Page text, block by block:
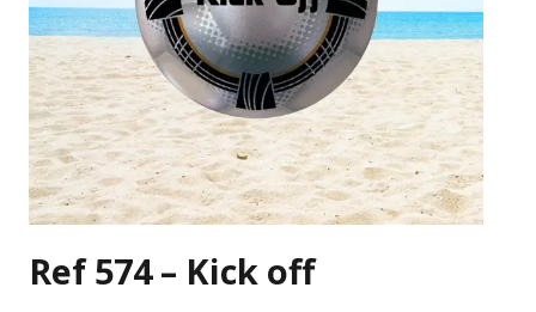
Ref 574 – Kick off